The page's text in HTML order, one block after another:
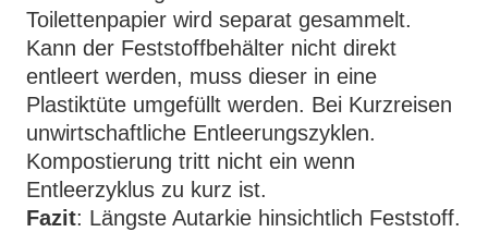
Toilettenpapier wird separat gesammelt.
Kann der Feststoffbehälter nicht direkt
entleert werden, muss dieser in eine
Plastiktüte umgefüllt werden. Bei Kurzreisen
unwirtschaftliche Entleerungszyklen.
Kompostierung tritt nicht ein wenn
Entleerzyklus zu kurz ist.
Fazit: Längste Autarkie hinsichtlich Feststoff.